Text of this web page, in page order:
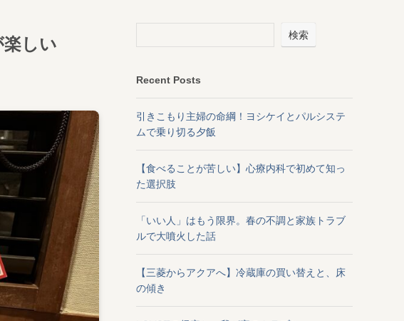
楽しい 検索
Recent Posts
引きこもり主婦の命綱！ヨシケイとパルシステ
ムで乗り切る夕飯
【食べることが苦しい】心療内科で初めて知っ
た選択肢
「いい人」はもう限界。春の不調と家族トラブ
ルで大噴火した話
【三菱からアクアへ】冷蔵庫の買い替えと、床
の傾き